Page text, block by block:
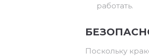
работать.
Поскольку